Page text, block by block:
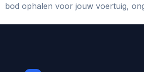
bod ophalen voor jouw voertuig,